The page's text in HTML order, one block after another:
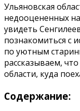
Ульяновская
недооцененных
увидеть
познакомиться с
по уютным
рассказываем,
области, куда
Содержание: